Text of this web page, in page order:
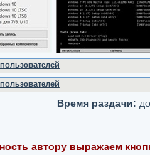
Время раздачи:
автору выражаем